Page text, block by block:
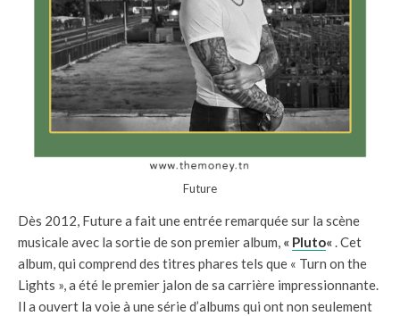
Future
Dès 2012, Future a fait une entrée remarquée sur la scène
musicale avec la sortie de son premier album, « Pluto« . Cet
album, qui comprend des titres phares tels que « Turn on the
Lights », a été le premier jalon de sa carrière impressionnante.
Il a ouvert la voie à une série d’albums qui ont non seulement